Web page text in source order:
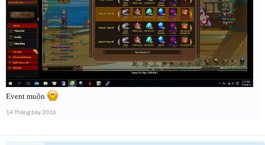
Event muộn
14 Tháng bảy 2016